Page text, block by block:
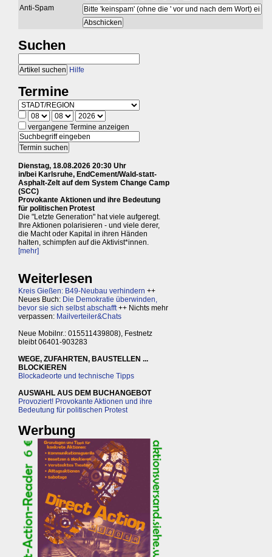
Anti-Spam
Suchen
Hilfe
Termine
vergangene Termine anzeigen
Dienstag, 18.08.2026 20:30 Uhr
in/bei Karlsruhe, EndCement/Wald-statt-
Asphalt-Zelt auf dem System Change Camp
(SCC)
Provokante Aktionen und ihre Bedeutung
für politischen Protest
Die "Letzte Generation" hat viele aufgeregt.
Ihre Aktionen polarisieren - und viele derer,
die Macht oder Kapital in ihren Händen
halten, schimpfen auf die Aktivist*innen.
[mehr]
Weiterlesen
Kreis Gießen: B49-Neubau verhindern ++
Neues Buch: Die Demokratie überwinden,
bevor sie sich selbst abschafft++ Nichts mehr
verpassen: Mailverteiler&Chats
Neue Mobilnr.: 015511439808), Festnetz
bleibt 06401-903283
WEGE, ZUFAHRTEN, BAUSTELLEN ...
BLOCKIEREN
Blockadeorte und technische Tipps
AUSWAHL AUS DEM BUCHANGEBOT
Provoziert! Provokante Aktionen und ihre
Bedeutung für politischen Protest
Werbung